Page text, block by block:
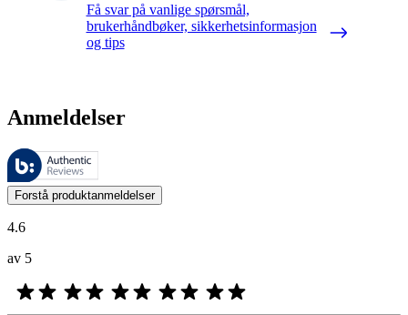
Få svar på vanlige spørsmål,
brukerhåndbøker, sikkerhetsinformasjon
og tips
Anmeldelser
Disse anmeldelsene forvaltes av Bazaarvoice og overholder
Kundenes meninger i form av produkt- og stjernevurdering er
Forstå produktanmeldelser
4.6
av 5